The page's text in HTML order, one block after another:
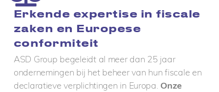
Erkende expertise in fiscale
zaken en Europese
conformiteit
ASD Group begeleidt al meer dan 25 jaar
ondernemingen bij het beheer van hun fiscale en
declaratieve verplichtingen in Europa. Onze